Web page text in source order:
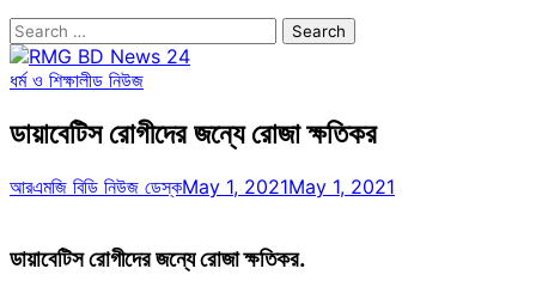
Search
for:
ধর্ম ও শিক্ষালীড নিউজ
ডায়াবেটিস রোগীদের জন্যে রোজা ক্ষতিকর
আরএমজি বিডি নিউজ ডেস্কMay 1, 2021May 1, 2021
ডায়াবেটিস রোগীদের জন্যে রোজা ক্ষতিকর.